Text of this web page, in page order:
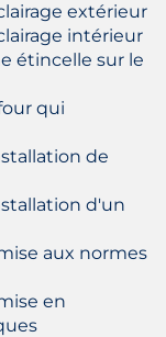
extérieur
intérieur
étincelle sur le
qui
de
d'un
aux normes
en